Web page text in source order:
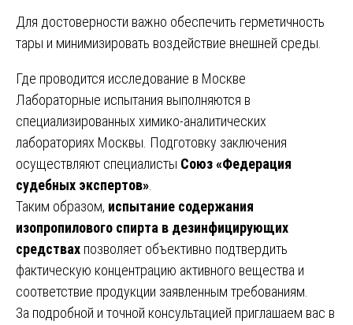
Для достоверности важно обеспечить герметичность
тары и минимизировать воздействие внешней среды.
Где проводится исследование в Москве
Лабораторные испытания выполняются в
специализированных химико-аналитических
лабораториях Москвы. Подготовку заключения
осуществляют специалисты Союз «Федерация
судебных экспертов»
Таким образом, испытание содержания
изопропилового спирта в дезинфицирующих
средствах позволяет объективно подтвердить
фактическую концентрацию активного вещества и
соответствие продукции заявленным требованиям.
За подробной и точной консультацией приглашаем вас в